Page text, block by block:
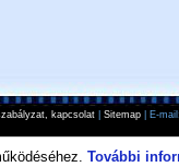
kapcsolat| Sitemap| E-mail:
További